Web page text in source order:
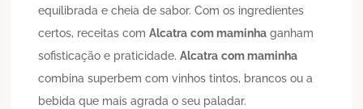
equilibrada e cheia de sabor. Com os ingredientes
certos, receitas comAlcatra com maminha ganham
sofisticação e praticidade.Alcatra com maminha
combina superbem com vinhos tintos, brancos ou a
bebida que mais agrada o seu paladar.